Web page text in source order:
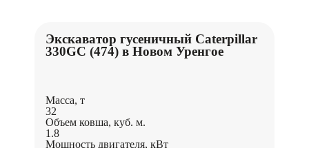
Экскаватор гусеничный Caterpillar
330GC (474) в Новом Уренгое
Масса, т
32
Объем ковша, куб. м.
1.8
Мощность двигателя, кВт